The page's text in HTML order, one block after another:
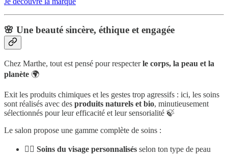
🌸 Une beauté sincère, éthique et engagée
Chez Marthe, tout est pensé pour respecterle corps, la peau et la
planète 🌍
Exit les produits chimiques et les gestes trop agressifs : ici, les soins
sont réalisés avec des produits naturels et bio, minutieusement
sélectionnés pour leur efficacité et leur sensorialité 🍃
Le salon propose une gamme complète de soins :
💆‍♀️ Soins du visage personnalisés selon ton type de peau